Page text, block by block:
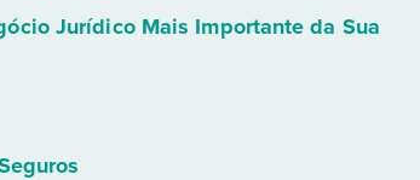
Jurídico Mais Importante da Sua